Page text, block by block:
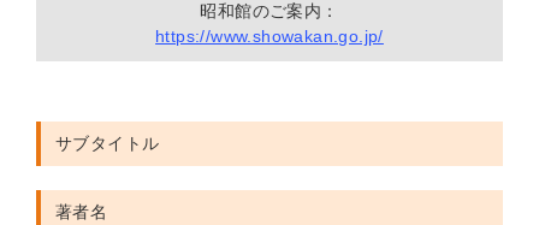
昭和館のご案内：
https://www.showakan.go.jp/
サブタイトル
著者名